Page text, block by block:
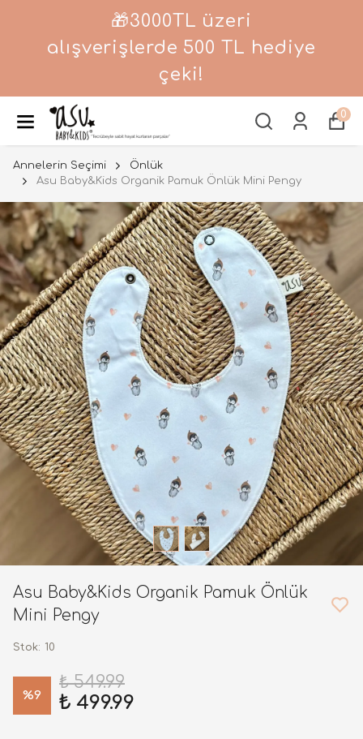
🎁3000TL üzeri
alışverişlerde 500 TL hediye
çeki!
0
Annelerin Seçimi
Önlük
Asu Baby&Kids Organik Pamuk Önlük Mini Pengy
Asu Baby&Kids Organik Pamuk Önlük
Mini Pengy
Stok: 10
%9
₺ 549.99
₺ 499.99